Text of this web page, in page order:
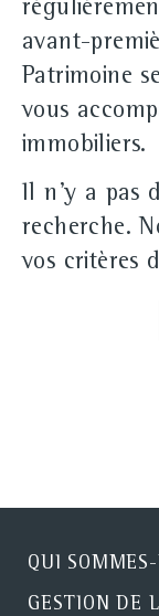
avant-
Patrimoine
vous
immobiliers.
Il n'y a pas
recherche.
vos critères
QUI
GESTION DE